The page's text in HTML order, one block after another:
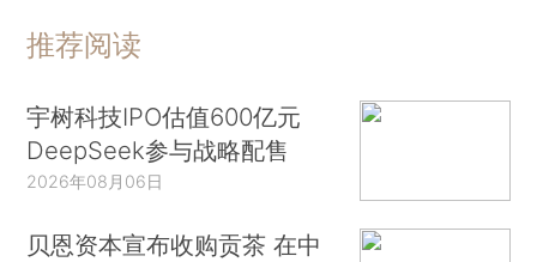
推荐阅读
宇树科技IPO估值600亿元
DeepSeek参与战略配售
2026年08月06日
贝恩资本宣布收购贡茶 在中